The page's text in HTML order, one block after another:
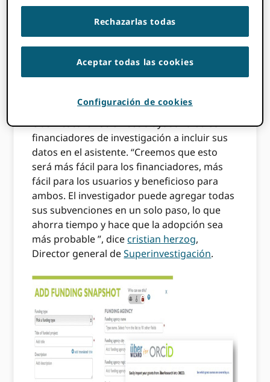
de financiación en un formulario, o
haga clic en elFinanciamiento de
importaciónpara usar el ÜberWizard
para buscar más de un millón de
premios otorgados por patrocinadores
premios.
ÜberResearch se ofrece a ayudar a otros
financiadores de investigación a incluir sus
datos en el asistente. “Creemos que esto
será más fácil para los financiadores, más
fácil para los usuarios y beneficioso para
ambos. El investigador puede agregar todas
sus subvenciones en un solo paso, lo que
ahorra tiempo y hace que la adopción sea
más probable ”, dicecristian herzog,
Director general deSuperinvestigación.
Rechazarlas todas
Aceptar todas las cookies
Configuración de cookies